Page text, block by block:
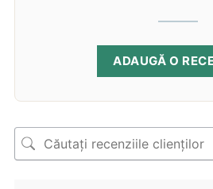
ADAUGĂ O